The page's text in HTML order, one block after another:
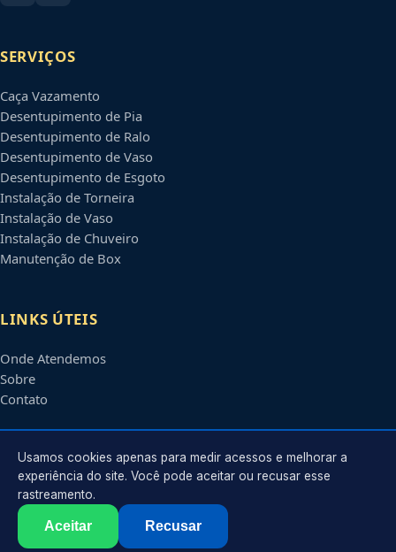
SERVIÇOS
Caça Vazamento
Desentupimento de Pia
Desentupimento de Ralo
Desentupimento de Vaso
Desentupimento de Esgoto
Instalação de Torneira
Instalação de Vaso
Instalação de Chuveiro
Manutenção de Box
LINKS ÚTEIS
Onde Atendemos
Sobre
Contato
CONTATO
Atendimento em
contato@encanadoremblumenau.com.br
2026 Encanador emBlumenau
. Todos os direitos reservados.
Usamos cookies apenas para medir acessos e melhorar a
experiência do site. Você pode aceitar ou recusar esse
rastreamento.
Aceitar Recusar